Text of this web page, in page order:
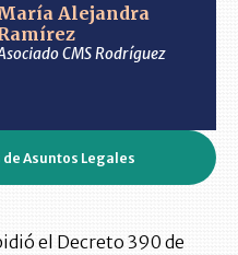
María Alejandra
CMS Rodríguez
Asuntos Legales
el Decreto 390 de